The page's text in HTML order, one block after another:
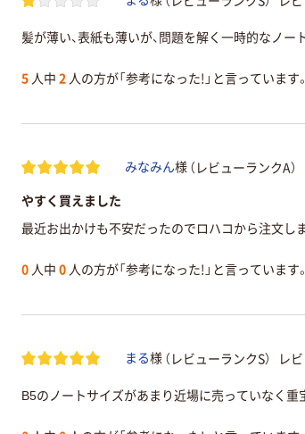
髪が薄い、表紙も薄いが、問題を解く一時的なノ
5 人中 2 人の方が「参考になった!」と言っています。
みなみん様 （レビューランクA）
やすく買えました
最近お出かけも不安だったのでロハコから注文し
0 人中 0 人の方が「参考になった!」と言っています。
まる様 （レビューランクS） レ
B5のノートサイズがあまり近場に売っていなく重